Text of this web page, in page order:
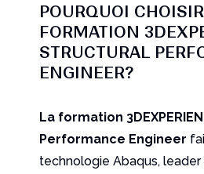
POURQUOI
FORMATION
STRUCTURAL
ENGINEER?
La formation
Performance Engineer
technologie Abaqus, leader